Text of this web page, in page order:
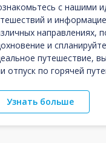
с нашими
и
направлениях,
и спланируйте
путешествие,
отпуск по горячей
Узнать больше